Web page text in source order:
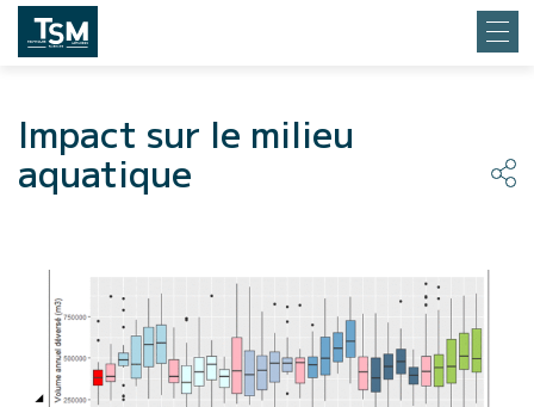
Impact sur le milieu
aquatique